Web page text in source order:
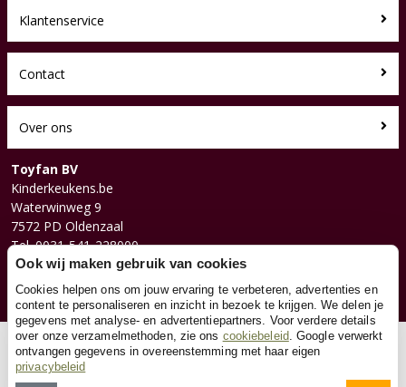
Klantenservice
Contact
Over ons
Toyfan BV
Kinderkeukens.be
Waterwinweg 9
7572 PD Oldenzaal
Tel. 0031-541-228000
Facebook
Instagram
© 2026 Toyfan BV
Ook wij maken gebruik van cookies
Cookies helpen ons om jouw ervaring te verbeteren, advertenties en
content te personaliseren en inzicht in bezoek te krijgen. We delen je
gegevens met analyse- en advertentiepartners. Voor verdere details
over onze verzamelmethoden, zie ons cookiebeleid. Google verwerkt
ontvangen gegevens in overeenstemming met haar eigen
privacybeleid